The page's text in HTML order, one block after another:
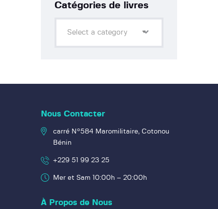
Catégories de livres
Select a category
Nous Contacter
carré N°584 Maromilitaire, Cotonou
Bénin
+229 51 99 23 25
Mer et Sam 10:00h – 20:00h
À Propos de Nous